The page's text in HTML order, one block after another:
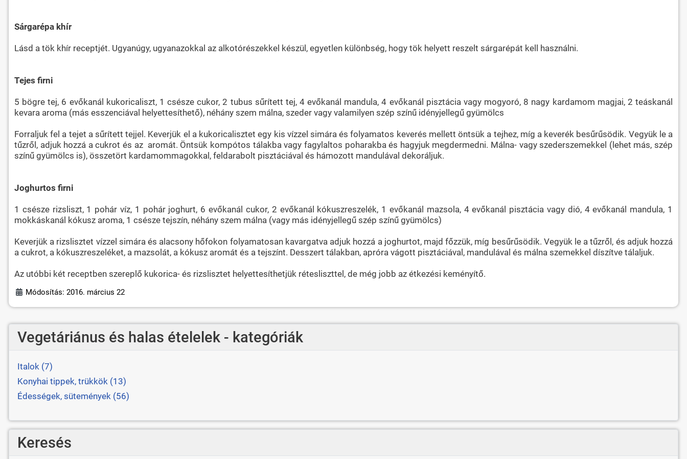
Sárgarépa khír
Lásd a tök khír receptjét. Ugyanúgy, ugyanazokkal az alkotórészekkel készül, egyetlen különbség, hogy tök helyett reszelt sárgarépát kell használni.
Tejes firni
5 bögre tej, 6 evőkanál kukoricaliszt, 1 csésze cukor, 2 tubus sűrített tej, 4 evőkanál mandula, 4 evőkanál pisztácia vagy mogyoró, 8 nagy kardamom magjai, 2 teáskanál
kevara aroma (más esszenciával helyettesíthető), néhány szem málna, szeder vagy valamilyen szép színű idényjellegű gyümölcs
Forraljuk fel a tejet a sűrített tejjel. Keverjük el a kukoricalisztet egy kis vízzel simára és folyamatos keverés mellett öntsük a tejhez, míg a keverék besűrűsödik. Vegyük le a
tűzről, adjuk hozzá a cukrot és az aromát. Öntsük kompótos tálakba vagy fagylaltos poharakba és hagyjuk megdermedni. Málna- vagy szederszemekkel (lehet más, szép
színű gyümölcs is), összetört kardamommagokkal, feldarabolt pisztáciával és hámozott mandulával dekoráljuk.
Joghurtos firni
1 csésze rizsliszt, 1 pohár víz, 1 pohár joghurt, 6 evőkanál cukor, 2 evőkanál kókuszreszelék, 1 evőkanál mazsola, 4 evőkanál pisztácia vagy dió, 4 evőkanál mandula, 1
mokkáskanál kókusz aroma, 1 csésze tejszín, néhány szem málna (vagy más idényjellegű szép színű gyümölcs)
Keverjük a rizslisztet vízzel simára és alacsony hőfokon folyamatosan kavargatva adjuk hozzá a joghurtot, majd főzzük, míg besűrűsödik. Vegyük le a tűzről, és adjuk hozzá
a cukrot, a kókuszreszeléket, a mazsolát, a kókusz aromát és a tejszínt. Desszert tálakban, apróra vágott pisztáciával, mandulával és málna szemekkel díszítve tálaljuk.
Az utóbbi két receptben szereplő kukorica- és rizslisztet helyettesíthetjük rétesliszttel, de még jobb az étkezési keményítő.
Módosítás: 2016. március 22
Vegetáriánus és halas ételelek - kategóriák
Italok (7)
Konyhai tippek, trükkök (13)
Édességek, sütemények (56)
Keresés